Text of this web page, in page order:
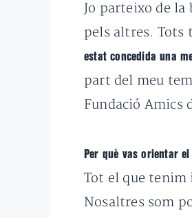
Jo parteixo de la
pels altres. Tots
estat concedida una
part del meu
Fundació Amics
Per què vas orientar
Tot el que tenim
Nosaltres som